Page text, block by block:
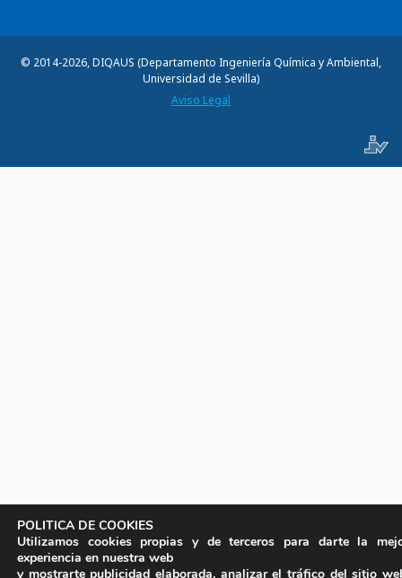
© 2014-2026, DIQAUS (Departamento Ingeniería Química y Ambiental,
Universidad de Sevilla)
Aviso Legal
POLITICA DE COOKIES
Utilizamos cookies propias y de terceros para darte la
experiencia en nuestra web
y mostrarte publicidad elaborada, analizar el tráfico del sitio